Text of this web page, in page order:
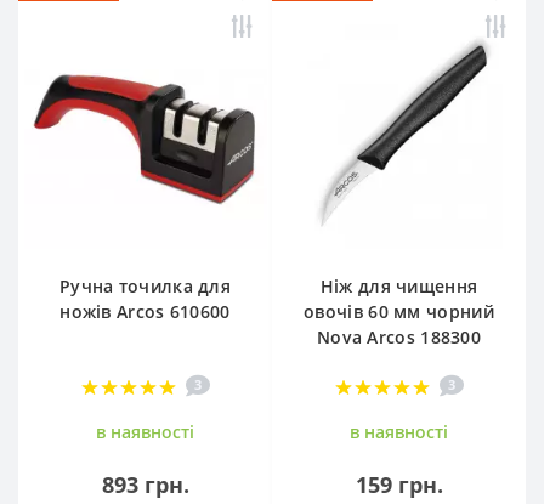
Ручна точилка для
ножів Arcos 610600
3
в наявностi
893 грн.
Ніж для чищення
овочів 60 мм чорний
Nova Arcos 188300
3
в наявностi
159 грн.